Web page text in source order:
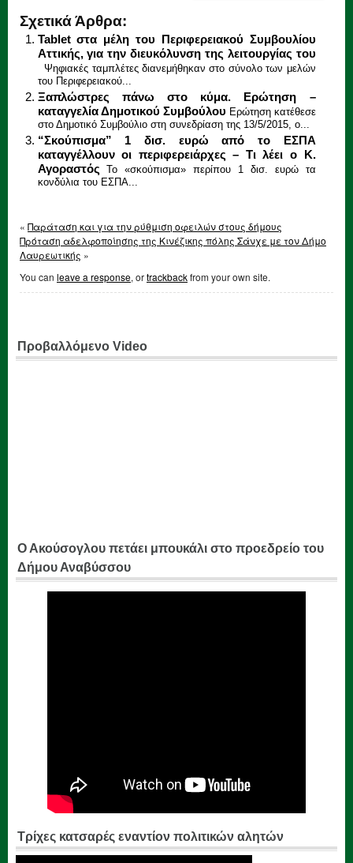
Σχετικά Άρθρα:
Tablet στα μέλη του Περιφερειακού Συμβουλίου
Αττικής, για την διευκόλυνση της λειτουργίας του
Ψηφιακές ταμπλέτες διανεμήθηκαν στο σύνολο των μελών
του Περιφερειακού...
Ξαπλώστρες πάνω στο κύμα. Ερώτηση –
καταγγελία Δημοτικού Συμβούλου Ερώτηση κατέθεσε
στο Δημοτικό Συμβούλιο στη συνεδρίαση της 13/5/2015, ο...
“Σκούπισμα” 1 δισ. ευρώ από τo EΣΠΑ
καταγγέλλουν οι περιφερειάρχες – Τι λέει ο Κ.
Αγοραστός
Το «σκούπισμα» περίπου 1 δισ. ευρώ τα
κονδύλια του ΕΣΠΑ...
« Παράταση και για την ρύθμιση οφειλών στους δήμους
Πρόταση αδελφοποίησης της Κινέζικης πόλης Σάνχε με τον Δήμο
Λαυρεωτικής »
You can leave a response, ortrackbackfrom your own site.
Προβαλλόμενο Video
Ο Ακούσογλου πετάει μπουκάλι στο προεδρείο του
Δήμου Αναβύσσου
Τρίχες κατσαρές εναντίον πολιτικών αλητών